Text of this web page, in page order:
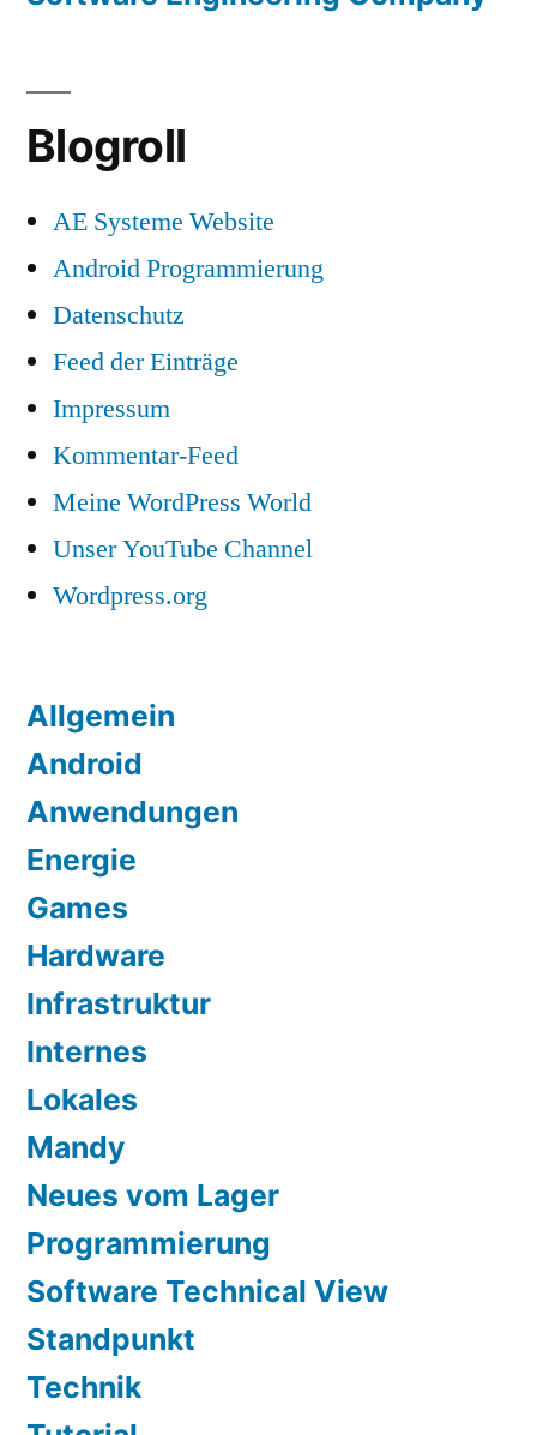
Blogroll
AE Systeme Website
Android Programmierung
Datenschutz
Feed der Einträge
Impressum
Kommentar-Feed
Meine WordPress World
Unser YouTube Channel
Wordpress.org
Allgemein
Android
Anwendungen
Energie
Games
Hardware
Infrastruktur
Internes
Lokales
Mandy
Neues vom Lager
Programmierung
Software Technical View
Standpunkt
Technik